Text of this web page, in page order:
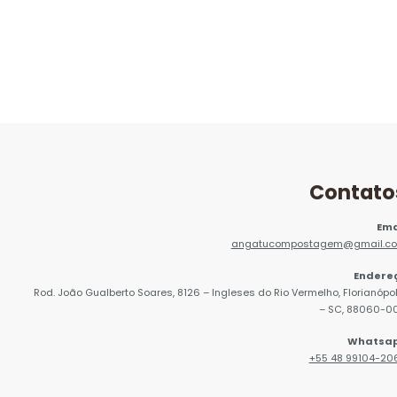
Rod. João Gualberto Soares, 8126 – Ingleses do Rio Vermelho,
– SC, 88060-
+55 48 99104-